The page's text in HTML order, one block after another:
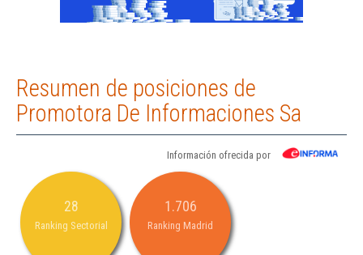
Resumen de posiciones de
Promotora De Informaciones Sa
Información ofrecida por
28
Ranking Sectorial
1.706
Ranking Madrid